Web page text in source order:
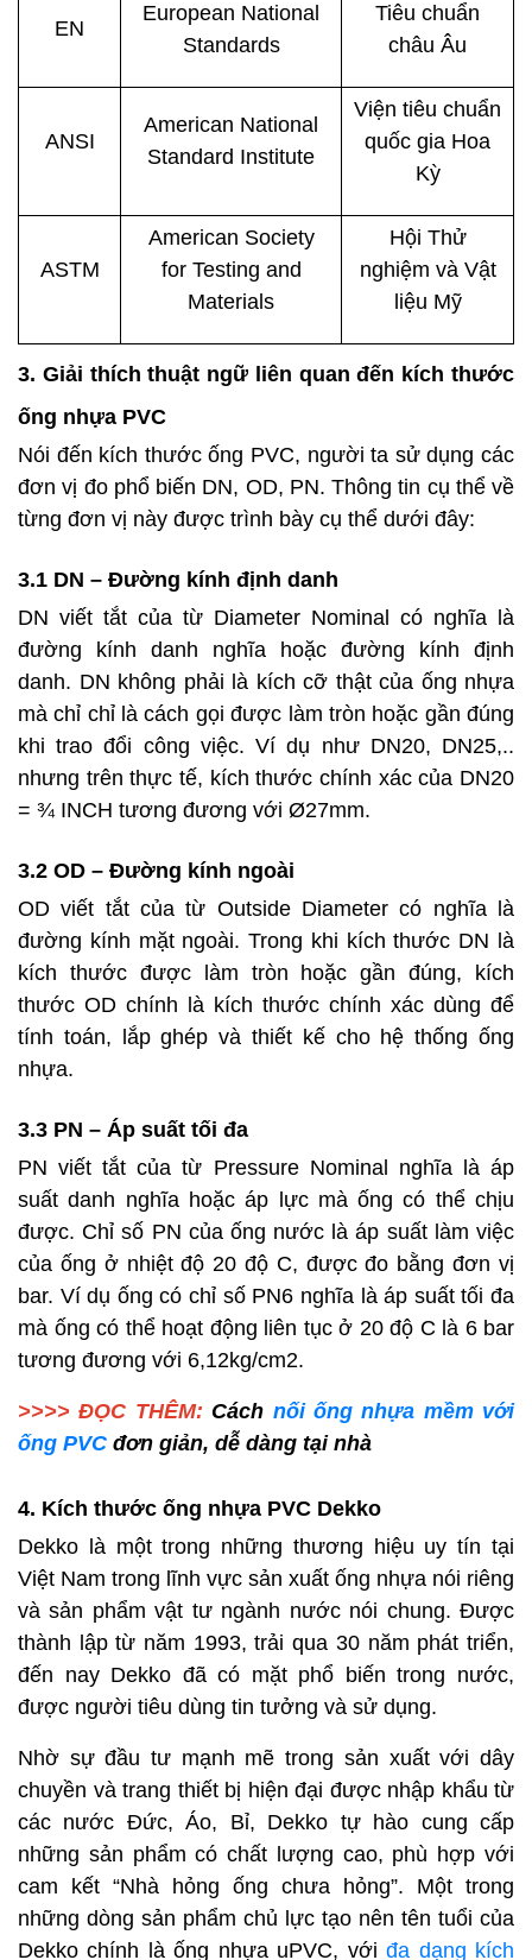
EN
European National
Standards
Tiêu chuẩn
châu Âu
ANSI
American National
Standard Institute
Viện tiêu chuẩn
quốc gia Hoa
Kỳ
ASTM
American Society
for Testing and
Materials
Hội Thử
nghiệm và Vật
liệu Mỹ
3. Giải thích thuật ngữ liên quan đến kích thước
ống nhựa PVC
Nói đến kích thước ống PVC, người ta sử dụng các
đơn vị đo phổ biến DN, OD, PN. Thông tin cụ thể về
từng đơn vị này được trình bày cụ thể dưới đây:
3.1 DN – Đường kính định danh
DN viết tắt của từ Diameter Nominal có nghĩa là
đường kính danh nghĩa hoặc đường kính định
danh. DN không phải là kích cỡ thật của ống nhựa
mà chỉ chỉ là cách gọi được làm tròn hoặc gần đúng
khi trao đổi công việc. Ví dụ như DN20, DN25,..
nhưng trên thực tế, kích thước chính xác của DN20
= ¾ INCH tương đương với Ø27mm.
3.2 OD – Đường kính ngoài
OD viết tắt của từ Outside Diameter có nghĩa là
đường kính mặt ngoài. Trong khi kích thước DN là
kích thước được làm tròn hoặc gần đúng, kích
thước OD chính là kích thước chính xác dùng để
tính toán, lắp ghép và thiết kế cho hệ thống ống
nhựa.
3.3 PN – Áp suất tối đa
PN viết tắt của từ Pressure Nominal nghĩa là áp
suất danh nghĩa hoặc áp lực mà ống có thể chịu
được. Chỉ số PN của ống nước là áp suất làm việc
của ống ở nhiệt độ 20 độ C, được đo bằng đơn vị
bar. Ví dụ ống có chỉ số PN6 nghĩa là áp suất tối đa
mà ống có thể hoạt động liên tục ở 20 độ C là 6 bar
tương đương với 6,12kg/cm2.
>>>> ĐỌC THÊM: Cách nối ống nhựa mềm với
ống PVC đơn giản, dễ dàng tại nhà
4. Kích thước ống nhựa PVC Dekko
Dekko là một trong những thương hiệu uy tín tại
Việt Nam trong lĩnh vực sản xuất ống nhựa nói riêng
và sản phẩm vật tư ngành nước nói chung. Được
thành lập từ năm 1993, trải qua 30 năm phát triển,
đến nay Dekko đã có mặt phổ biến trong nước,
được người tiêu dùng tin tưởng và sử dụng.
Nhờ sự đầu tư mạnh mẽ trong sản xuất với dây
chuyền và trang thiết bị hiện đại được nhập khẩu từ
các nước Đức, Áo, Bỉ, Dekko tự hào cung cấp
những sản phẩm có chất lượng cao, phù hợp với
cam kết “Nhà hỏng ống chưa hỏng”. Một trong
những dòng sản phẩm chủ lực tạo nên tên tuổi của
Dekko chính là ống nhựa uPVC, vớiđa dạng kích